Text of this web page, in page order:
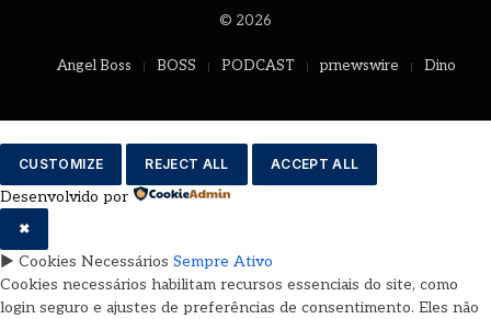
© 2026
Angel Boss BOSS PODCAST prnewswire Dino
CUSTOMIZE REJECT ALL ACCEPT ALL
Desenvolvido por
✖
► Cookies Necessários Sempre Ativo
Cookies necessários habilitam recursos essenciais do site, como
login seguro e ajustes de preferências de consentimento. Eles não